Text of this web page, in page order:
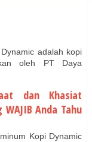
adalah kopi
oleh PT Daya
dan Khasiat
Anda Tahu
Kopi Dynamic